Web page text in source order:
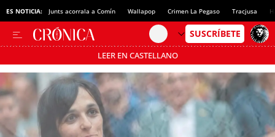
ES NOTICIA: Junts acorrala a Comín Wallapop Crimen La Pegaso Tracjusa
LEER EN CASTELLANO
Pásate al MODO AHORRO